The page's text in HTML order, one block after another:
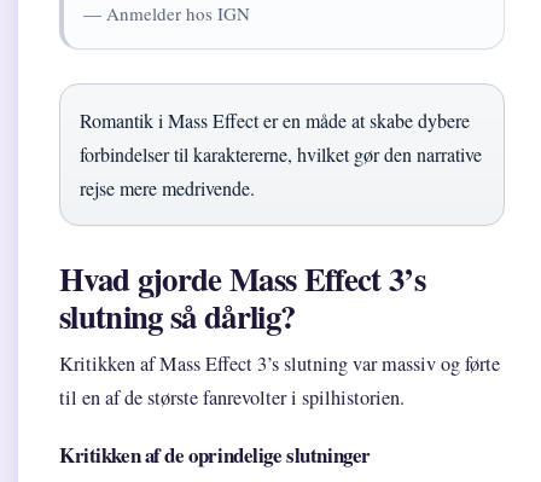
— Anmelder hos IGN
Romantik i Mass Effect er en måde at skabe dybere
forbindelser til karaktererne, hvilket gør den narrative
rejse mere medrivende.
Hvad gjorde Mass Effect 3’s
slutning så dårlig?
Kritikken af Mass Effect 3’s slutning var massiv og førte
til en af de største fanrevolter i spilhistorien.
Kritikken af de oprindelige slutninger